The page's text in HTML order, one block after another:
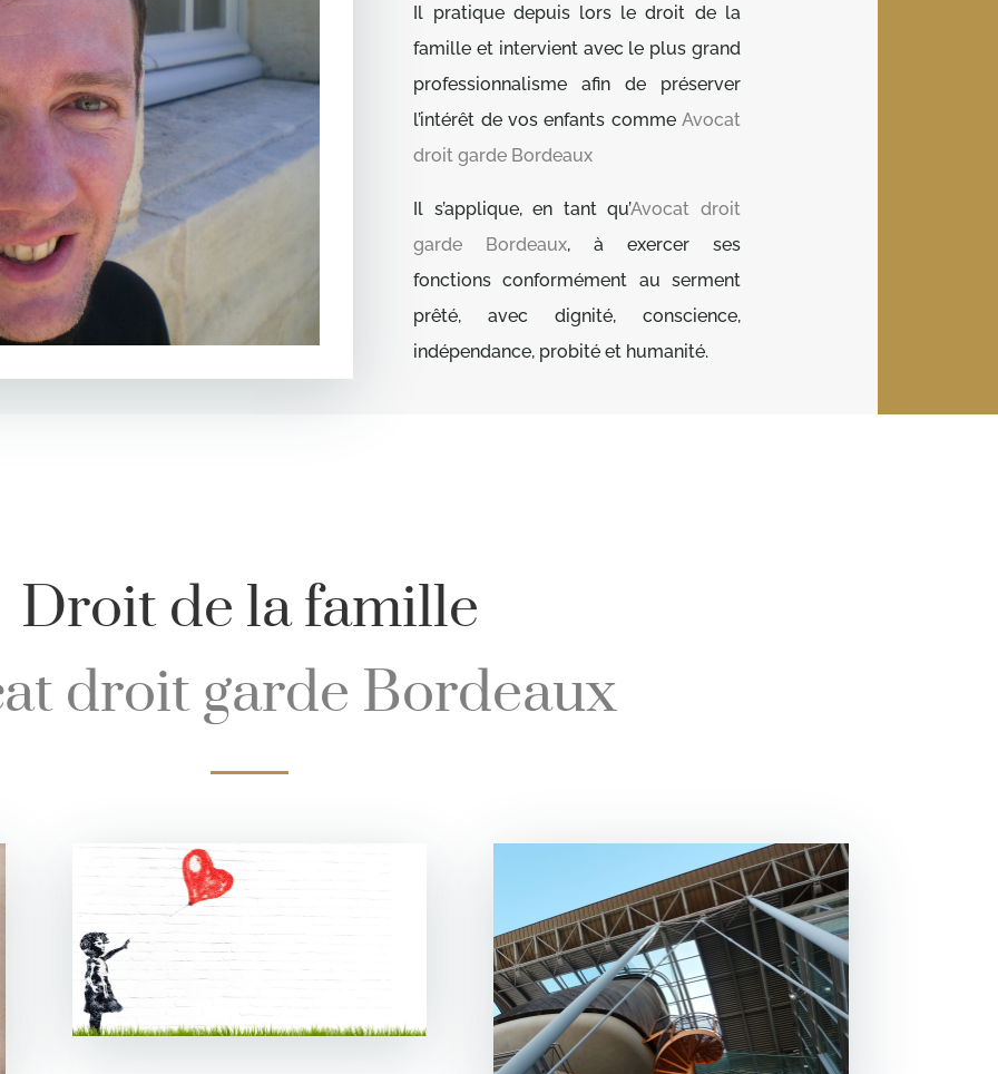
Il pratique depuis lors le droit de la
famille et intervient avec le plus grand
professionnalisme afin de préserver
l’intérêt de vos enfants comme Avocat
droit garde Bordeaux
Il s’applique, en tant qu’Avocat droit
garde Bordeaux, à exercer ses
fonctions conformément au serment
prêté, avec dignité, conscience,
indépendance, probité et humanité.
Droit de la famille
droit garde Bordeaux